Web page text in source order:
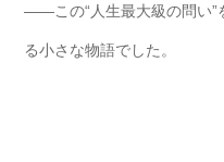
――この“人生最大級の問い”
る小さな物語でした。